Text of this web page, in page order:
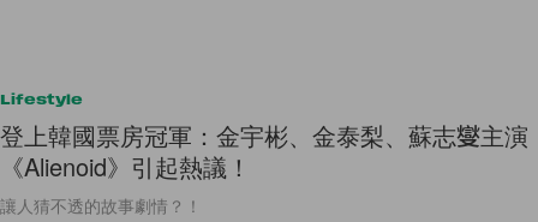
Lifestyle
登上韓國票房冠軍：金宇彬、金泰梨、蘇志燮主演
《Alienoid》引起熱議！
讓人猜不透的故事劇情？！